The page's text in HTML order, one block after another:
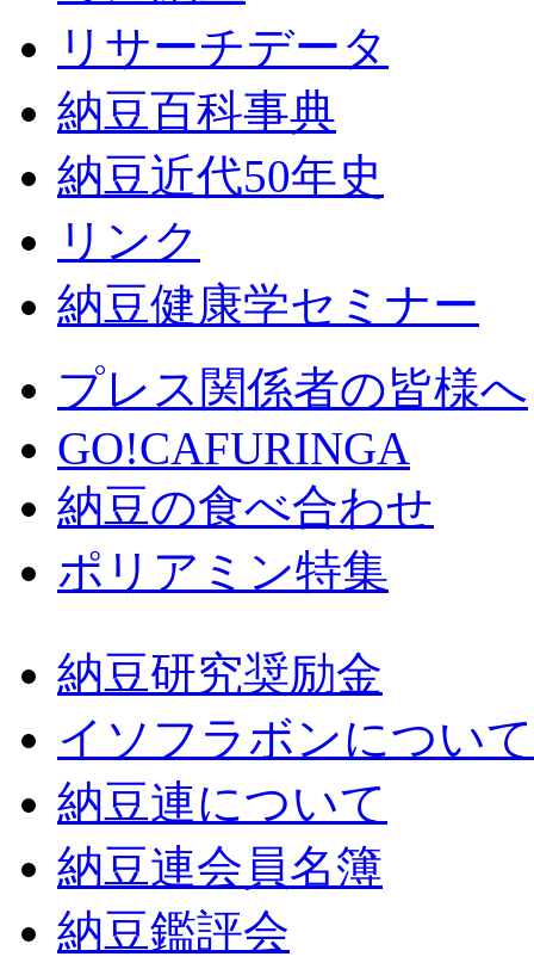
リサーチデータ
納豆百科事典
納豆近代50年史
リンク
納豆健康学セミナー
プレス関係者の皆様へ
GO!CAFURINGA
納豆の食べ合わせ
ポリアミン特集
納豆研究奨励金
イソフラボンについて
納豆連について
納豆連会員名簿
納豆鑑評会